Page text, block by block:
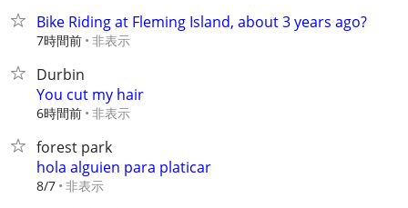
Bike Riding at Fleming Island, about 3 years ago?
7時間前 非表示
Durbin
You cut my hair
6時間前 非表示
forest park
hola alguien para platicar
8/7 非表示